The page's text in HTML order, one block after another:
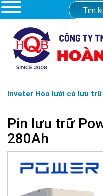
Inveter Hòa lưới có lưu trữ
Pin lưu trữ
280Ah